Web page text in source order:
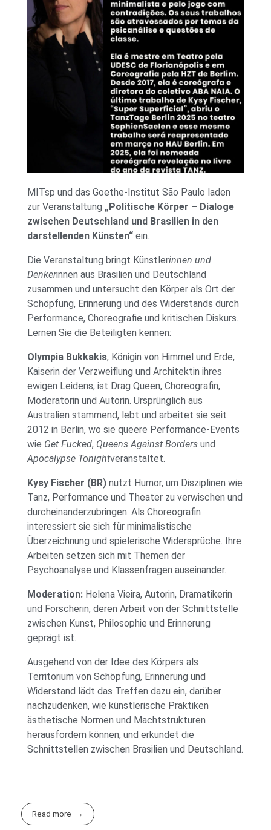
MITsp und das Goethe-Institut São Paulo laden
zur Veranstaltung „Politische Körper – Dialoge
zwischen Deutschland und Brasilien in den
darstellenden Künsten“ ein.
Die Veranstaltung bringt Künstlerinnen und
Denkerinnen aus Brasilien und Deutschland
zusammen und untersucht den Körper als Ort der
Schöpfung, Erinnerung und des Widerstands durch
Performance, Choreografie und kritischen Diskurs.
Lernen Sie die Beteiligten kennen:
Olympia Bukkakis, Königin von Himmel und Erde,
Kaiserin der Verzweiflung und Architektin ihres
ewigen Leidens, ist Drag Queen, Choreografin,
Moderatorin und Autorin. Ursprünglich aus
Australien stammend, lebt und arbeitet sie seit
2012 in Berlin, wo sie queere Performance-Events
wie Get Fucked, Queens Against Borders und
Apocalypse Tonightveranstaltet.
Kysy Fischer (BR) nutzt Humor, um Disziplinen wie
Tanz, Performance und Theater zu verwischen und
durcheinanderzubringen. Als Choreografin
interessiert sie sich für minimalistische
Überzeichnung und spielerische Widersprüche. Ihre
Arbeiten setzen sich mit Themen der
Psychoanalyse und Klassenfragen auseinander.
Moderation: Helena Vieira, Autorin, Dramatikerin
und Forscherin, deren Arbeit von der Schnittstelle
zwischen Kunst, Philosophie und Erinnerung
geprägt ist.
Ausgehend von der Idee des Körpers als
Territorium von Schöpfung, Erinnerung und
Widerstand lädt das Treffen dazu ein, darüber
nachzudenken, wie künstlerische Praktiken
ästhetische Normen und Machtstrukturen
herausfordern können, und erkundet die
Schnittstellen zwischen Brasilien und Deutschland.
Read more